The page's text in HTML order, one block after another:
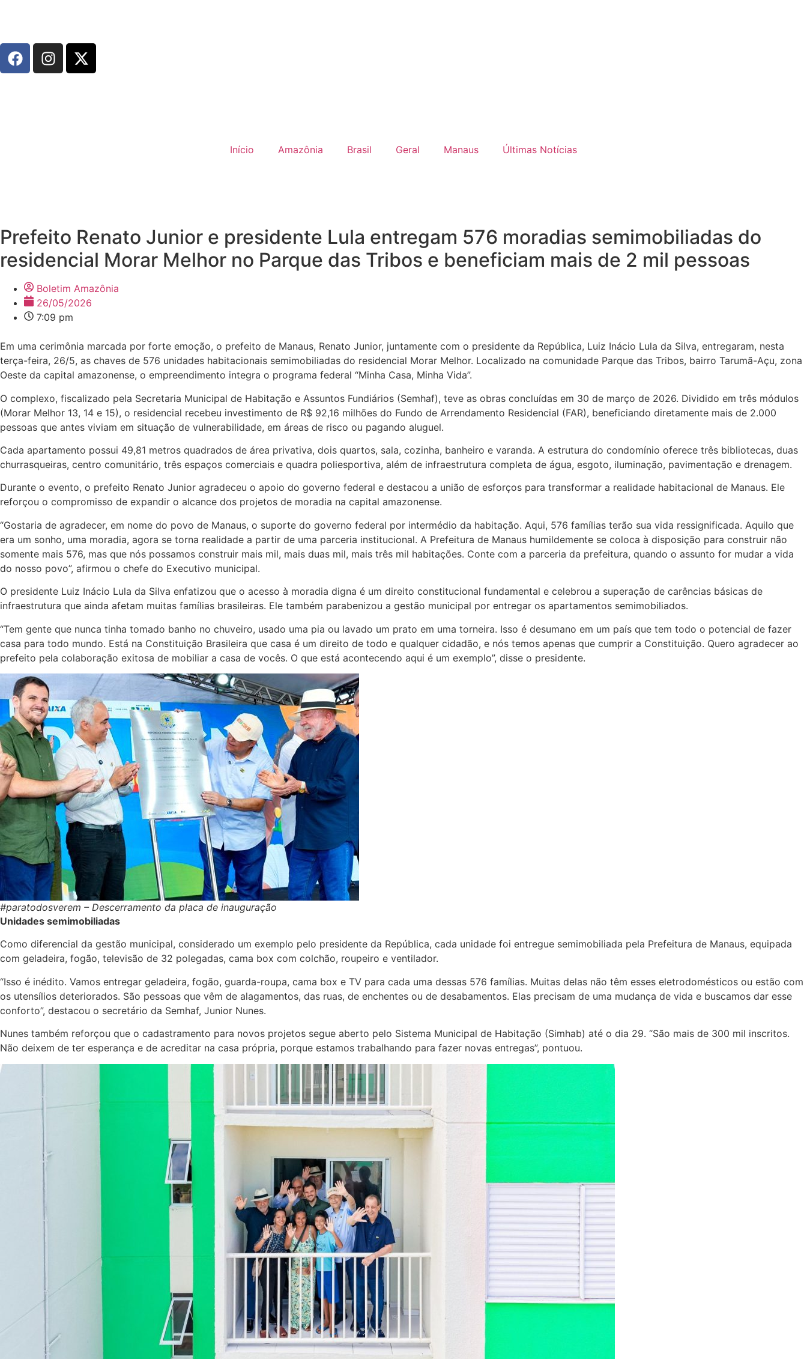
Início Amazônia Brasil Geral Manaus Últimas Notícias
Prefeito Renato Junior e presidente Lula entregam 576 moradias semimobiliadas do
residencial Morar Melhor no Parque das Tribos e beneficiam mais de 2 mil pessoas
Boletim Amazônia
26/05/2026
7:09 pm
Em uma cerimônia marcada por forte emoção, o prefeito de Manaus, Renato Junior, juntamente com o presidente da República, Luiz Inácio Lula da Silva, entregaram, nesta
terça-feira, 26/5, as chaves de 576 unidades habitacionais semimobiliadas do residencial Morar Melhor. Localizado na comunidade Parque das Tribos, bairro Tarumã-Açu, zona
Oeste da capital amazonense, o empreendimento integra o programa federal “Minha Casa, Minha Vida”.
O complexo, fiscalizado pela Secretaria Municipal de Habitação e Assuntos Fundiários (Semhaf), teve as obras concluídas em 30 de março de 2026. Dividido em três módulos
(Morar Melhor 13, 14 e 15), o residencial recebeu investimento de R$ 92,16 milhões do Fundo de Arrendamento Residencial (FAR), beneficiando diretamente mais de 2.000
pessoas que antes viviam em situação de vulnerabilidade, em áreas de risco ou pagando aluguel.
Cada apartamento possui 49,81 metros quadrados de área privativa, dois quartos, sala, cozinha, banheiro e varanda. A estrutura do condomínio oferece três bibliotecas, duas
churrasqueiras, centro comunitário, três espaços comerciais e quadra poliesportiva, além de infraestrutura completa de água, esgoto, iluminação, pavimentação e drenagem.
Durante o evento, o prefeito Renato Junior agradeceu o apoio do governo federal e destacou a união de esforços para transformar a realidade habitacional de Manaus. Ele
reforçou o compromisso de expandir o alcance dos projetos de moradia na capital amazonense.
“Gostaria de agradecer, em nome do povo de Manaus, o suporte do governo federal por intermédio da habitação. Aqui, 576 famílias terão sua vida ressignificada. Aquilo que
era um sonho, uma moradia, agora se torna realidade a partir de uma parceria institucional. A Prefeitura de Manaus humildemente se coloca à disposição para construir não
somente mais 576, mas que nós possamos construir mais mil, mais duas mil, mais três mil habitações. Conte com a parceria da prefeitura, quando o assunto for mudar a vida
do nosso povo”, afirmou o chefe do Executivo municipal.
O presidente Luiz Inácio Lula da Silva enfatizou que o acesso à moradia digna é um direito constitucional fundamental e celebrou a superação de carências básicas de
infraestrutura que ainda afetam muitas famílias brasileiras. Ele também parabenizou a gestão municipal por entregar os apartamentos semimobiliados.
“Tem gente que nunca tinha tomado banho no chuveiro, usado uma pia ou lavado um prato em uma torneira. Isso é desumano em um país que tem todo o potencial de fazer
casa para todo mundo. Está na Constituição Brasileira que casa é um direito de todo e qualquer cidadão, e nós temos apenas que cumprir a Constituição. Quero agradecer ao
prefeito pela colaboração exitosa de mobiliar a casa de vocês. O que está acontecendo aqui é um exemplo”, disse o presidente.
#paratodosverem – Descerramento da placa de inauguração
Unidades semimobiliadas
Como diferencial da gestão municipal, considerado um exemplo pelo presidente da República, cada unidade foi entregue semimobiliada pela Prefeitura de Manaus, equipada
com geladeira, fogão, televisão de 32 polegadas, cama box com colchão, roupeiro e ventilador.
“Isso é inédito. Vamos entregar geladeira, fogão, guarda-roupa, cama box e TV para cada uma dessas 576 famílias. Muitas delas não têm esses eletrodomésticos ou estão com
os utensílios deteriorados. São pessoas que vêm de alagamentos, das ruas, de enchentes ou de desabamentos. Elas precisam de uma mudança de vida e buscamos dar esse
conforto”, destacou o secretário da Semhaf, Junior Nunes.
Nunes também reforçou que o cadastramento para novos projetos segue aberto pelo Sistema Municipal de Habitação (Simhab) até o dia 29. “São mais de 300 mil inscritos.
Não deixem de ter esperança e de acreditar na casa própria, porque estamos trabalhando para fazer novas entregas”, pontuou.